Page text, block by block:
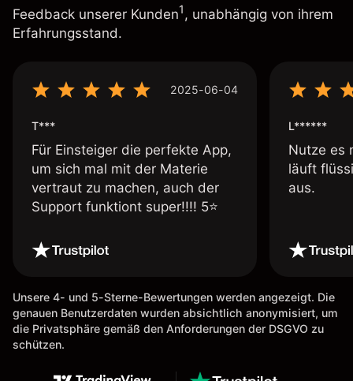
Feedback unserer Kunden1, unabhängig von ihrem
Erfahrungsstand.
2025-06-04
T***
Für Einsteiger die perfekte App,
um sich mal mit der Materie
vertraut zu machen, auch der
Support funktiont super!!!! 5⭐️
L******
Nutze es
läuft
aus.
Unsere 4- und 5-Sterne-Bewertungen werden angezeigt. Die
genauen Benutzerdaten wurden absichtlich anonymisiert, um
die Privatsphäre gemäß den Anforderungen der DSGVO zu
schützen.